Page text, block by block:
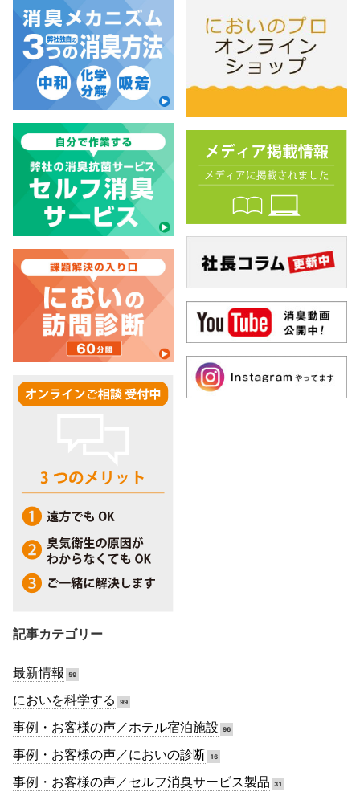
記事カテゴリー
最新情報 59
においを科学する 99
事例・お客様の声／ホテル宿泊施設 96
事例・お客様の声／においの診断 16
事例・お客様の声／セルフ消臭サービス製品 31